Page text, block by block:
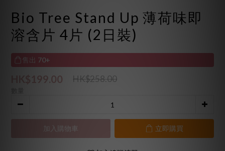
Bio Tree Stand Up 薄荷味即
溶含片 4片 (2日裝)
售出 70+
HK$199.00 HK$258.00
加入購物車 立即購買